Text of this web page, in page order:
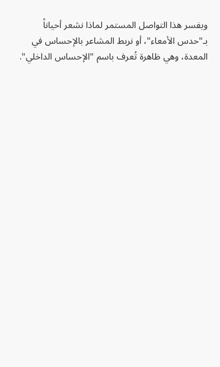
ويفسر هذا التواصل المستمر لماذا نشعر أحياناً
بـ"حدس الأمعاء"، أو نربط المشاعر بالإحساس في
المعدة، وهي ظاهرة تُعرف باسم "الإحساس الداخلي".